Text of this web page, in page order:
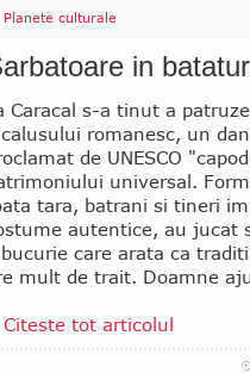
Planete culturale
in
Caracal s-a tinut a
romanesc, un
de UNESCO
universal.
tara, batrani si tineri
autentice, au jucat
care arata ca
mult de trait. Doamne
Citeste tot articolul